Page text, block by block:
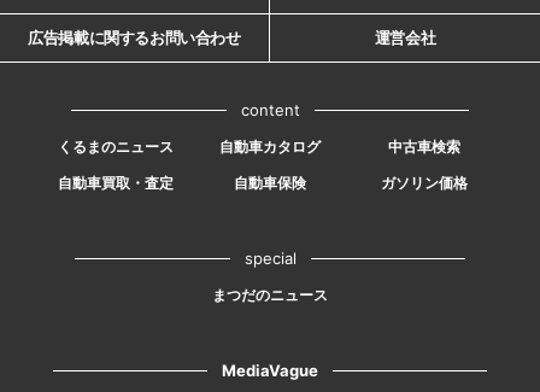
広告掲載に関するお問い合わせ 運営会社
content
くるまのニュース 自動車カタログ
中古車検索
自動車買取・査定
自動車保険 ガソリン価格
special
まつだのニュース
MediaVague